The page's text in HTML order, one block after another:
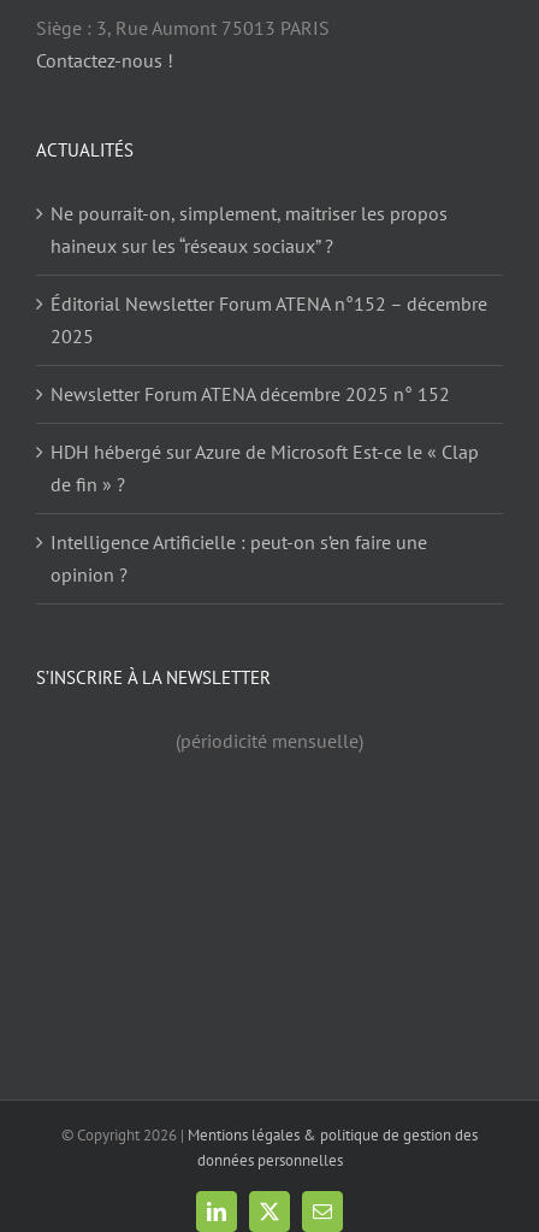
Siège : 3, Rue Aumont 75013 PARIS
Contactez-nous !
ACTUALITÉS
Ne pourrait-on, simplement, maitriser les propos
haineux sur les “réseaux sociaux” ?
Éditorial Newsletter Forum ATENA n°152 – décembre
2025
Newsletter Forum ATENA décembre 2025 n° 152
HDH hébergé sur Azure de Microsoft Est-ce le « Clap
de fin » ?
Intelligence Artificielle : peut-on s’en faire une
opinion ?
S’INSCRIRE À LA NEWSLETTER
(périodicité mensuelle)
© Copyright 2026 | Mentions légales & politique de gestion des
données personnelles
LinkedIn
X Email